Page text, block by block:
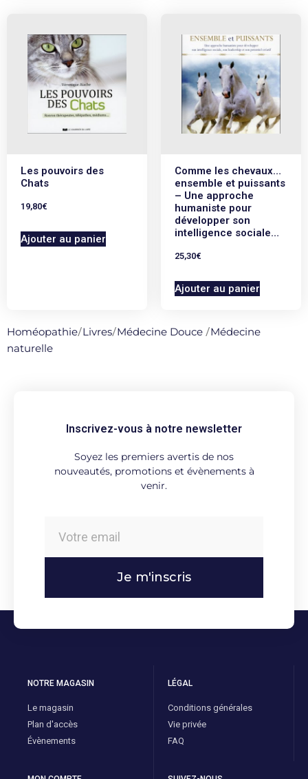
Les pouvoirs des
Chats
19,80€
Ajouter au panier
Comme les chevaux…
ensemble et puissants
– Une approche
humaniste pour
développer son
intelligence sociale…
25,30€
Ajouter au panier
Homéopathie/Livres/Médecine Douce /Médecine
naturelle
Inscrivez-vous à notre newsletter
Soyez les premiers avertis de nos
nouveautés, promotions et évènements à
venir.
Je m'inscris
NOTRE MAGASIN
Le magasin
Plan d'accès
Évènements
LÉGAL
Conditions générales
Vie privée
FAQ